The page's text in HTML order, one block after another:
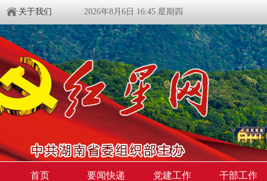
关于我们 2026年8月6日 16:45 星期四
首页 要闻快递 党建工作 干部工作